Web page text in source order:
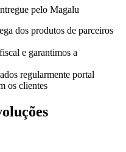
pelo Magalu
dos produtos de parceiros
e garantimos a
regularmente portal
os clientes